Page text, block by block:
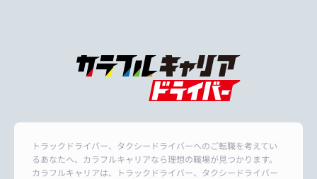
トラックドライバー、タクシードライバーへのご転職を考えてい
るあなたへ、カラフルキャリアなら理想の職場が見つかります。
カラフルキャリアは、トラックドライバー、タクシードライバー